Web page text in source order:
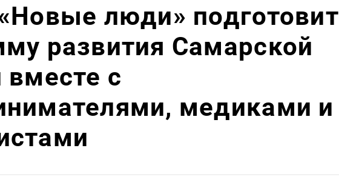
люди» подготовит
развития Самарской
вместе с
медиками и